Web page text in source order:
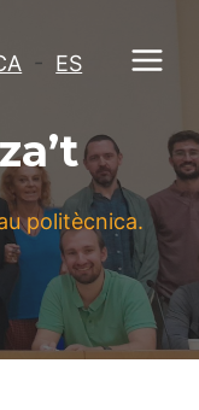
- ES
politècnica.